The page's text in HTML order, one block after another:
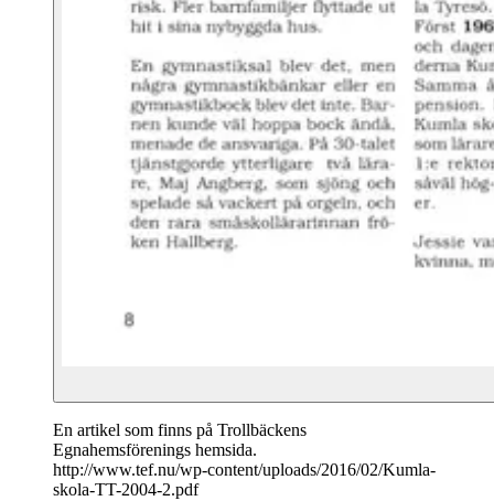
En artikel som finns på Trollbäckens
Egnahemsförenings hemsida.
http://www.tef.nu/wp-content/uploads/2016/02/Kumla-
skola-TT-2004-2.pdf